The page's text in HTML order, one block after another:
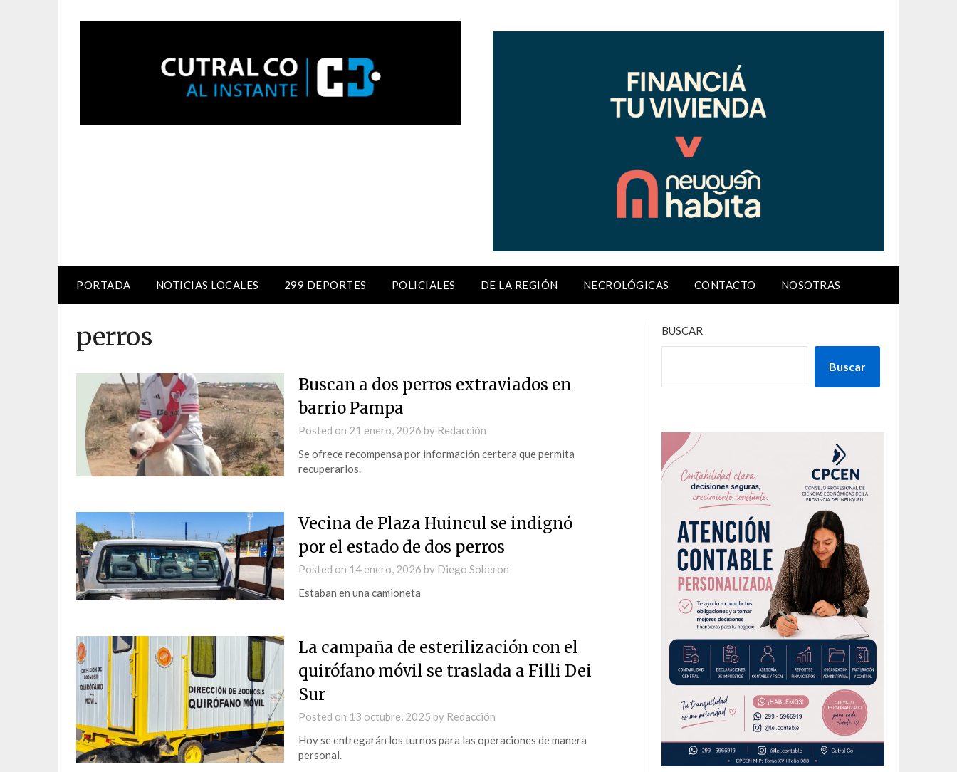
PORTADA NOTICIAS LOCALES 299 DEPORTES POLICIALES DE LA REGIÓN NECROLÓGICAS CONTACTO NOSOTRAS
perros
Buscan a dos perros extraviados en
barrio Pampa
Posted on 21 enero, 2026 by Redacción
Se ofrece recompensa por información certera que permita
recuperarlos.
Vecina de Plaza Huincul se indignó
por el estado de dos perros
Posted on 14 enero, 2026 by Diego Soberon
Estaban en una camioneta
La campaña de esterilización con el
quirófano móvil se traslada a Filli Dei
Sur
Posted on 13 octubre, 2025 by Redacción
Hoy se entregarán los turnos para las operaciones de manera
personal.
BUSCAR
Buscar